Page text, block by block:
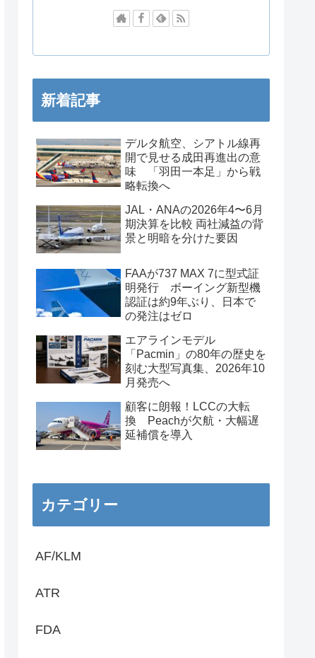
新着記事
デルタ航空、シアトル線再
開で見せる成田再進出の意
味 「羽田一本足」から戦
略転換へ
JAL・ANAの2026年4〜6月
期決算を比較 両社減益の背
景と明暗を分けた要因
FAAが737 MAX 7に型式証
明発行 ボーイング新型機
認証は約9年ぶり、日本で
の発注はゼロ
エアラインモデル
「Pacmin」の80年の歴史を
刻む大型写真集、2026年10
月発売へ
顧客に朗報！LCCの大転
換 Peachが欠航・大幅遅
延補償を導入
カテゴリー
AF/KLM
ATR
FDA